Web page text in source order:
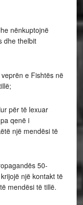
nënkuptojnë
dhe thelbit
e Fishtës në
për të lexuar
qenë i
një mendësi të
50-
një kontakt të
mendësi të tillë.